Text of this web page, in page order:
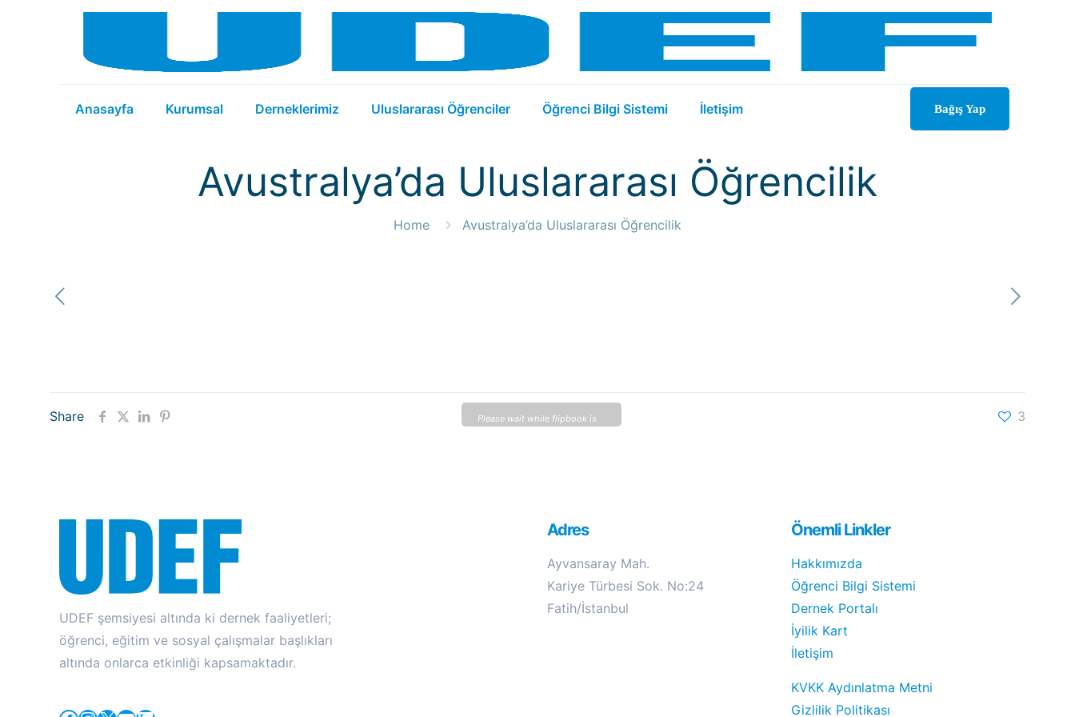
Anasayfa Kurumsal Derneklerimiz Uluslararası Öğrenciler Öğrenci Bilgi Sistemi İletişim Bağış Yap
Avustralya’da Uluslararası Öğrencilik
Home Avustralya’da Uluslararası Öğrencilik
Please wait while flipbook is
Share 3
UDEF şemsiyesi altında ki dernek faaliyetleri;
öğrenci, eğitim ve sosyal çalışmalar başlıkları
altında onlarca etkinliği kapsamaktadır.
Adres
Ayvansaray Mah.
Kariye Türbesi Sok. No:24
Fatih/İstanbul
Önemli Linkler
Hakkımızda
Öğrenci Bilgi Sistemi
Dernek Portalı
İyilik Kart
İletişim
KVKK Aydınlatma Metni
Gizlilik Politikası